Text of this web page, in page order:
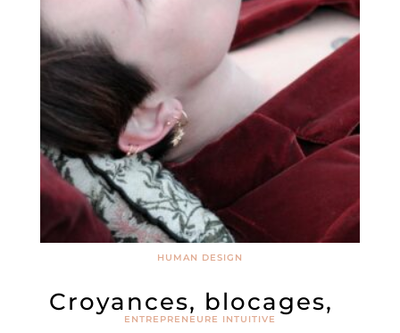
Croyances, blocages,
HUMAN DESIGN
ENTREPRENEURE INTUITIVE